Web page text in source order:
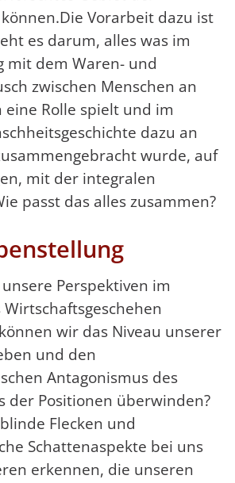
Vorarbeit dazu ist
es darum, alles was im
mit dem Waren- und
zwischen Menschen an
eine Rolle spielt und im
dazu an
wurde, auf
mit der integralen
passt das alles zusammen?
Perspektiven im
wir das Niveau unserer
und den
Antagonismus des
der Positionen überwinden?
Flecken und
Schattenaspekte bei uns
erkennen, die unseren